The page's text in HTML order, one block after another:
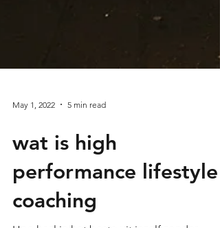
May 1, 2022 5 min read
wat is high
performance lifestyle